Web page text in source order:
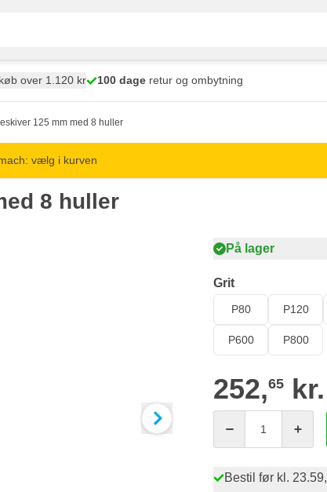
over 1.120 kr 100 dage retur og ombytning
125 mm med 8 huller
vælg i kurven
8 huller
På lager
Grit
P80 P120
P600 P800
252,65 kr.
Bestil før kl. 23.59,